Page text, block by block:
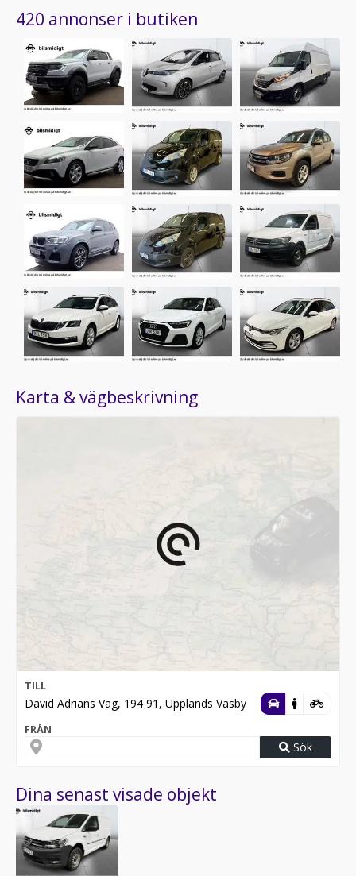
420 annonser i butiken
Karta & vägbeskrivning
TILL
David Adrians Väg, 194 91, Upplands Väsby
FRÅN
Sök
Dina senast visade objekt